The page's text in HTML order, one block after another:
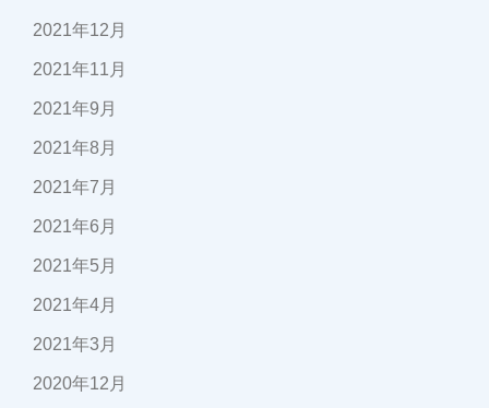
2021年12月
2021年11月
2021年9月
2021年8月
2021年7月
2021年6月
2021年5月
2021年4月
2021年3月
2020年12月